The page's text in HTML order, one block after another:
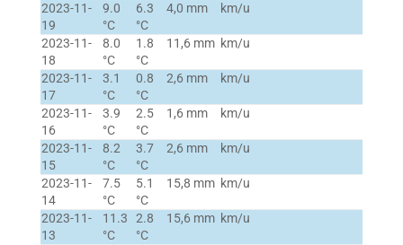
2023-11-
19
9.0
°C
6.3
°C
4,0 mm km/u
2023-11-
18
8.0
°C
1.8
°C
11,6 mm km/u
2023-11-
17
3.1
°C
0.8
°C
2,6 mm km/u
2023-11-
16
3.9
°C
2.5
°C
1,6 mm km/u
2023-11-
15
8.2
°C
3.7
°C
2,6 mm km/u
2023-11-
14
7.5
°C
5.1
°C
15,8 mm km/u
2023-11-
13
11.3
°C
2.8
°C
15,6 mm km/u